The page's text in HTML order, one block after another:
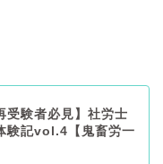
受験者必見】社労士
験記vol.4【鬼畜労一